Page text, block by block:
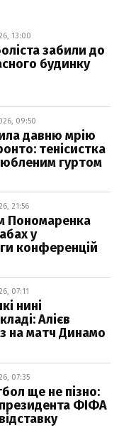
13:00
забили до
будинку
09:50
давню мрію
тенісистка
гуртом
21:56
Пономаренка
у
конференцій
07:11
нині
Алієв
на матч Динамо
07:35
ще не пізно:
ФІФА